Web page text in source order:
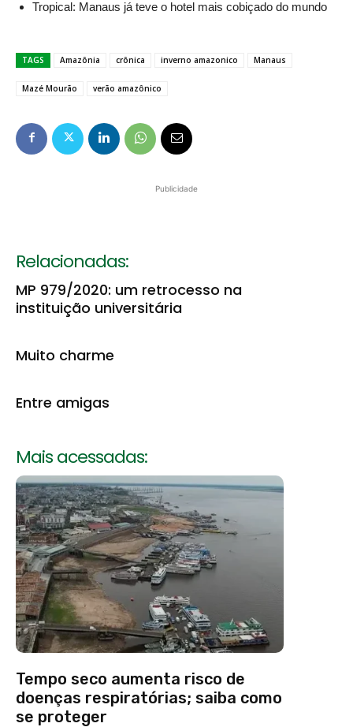
Tropical: Manaus já teve o hotel mais cobiçado do mundo
TAGS Amazônia crônica inverno amazonico Manaus
Mazé Mourão verão amazônico
Publicidade
Relacionadas:
MP 979/2020: um retrocesso na
instituição universitária
Muito charme
Entre amigas
Mais acessadas:
Tempo seco aumenta risco de
doenças respiratórias; saiba como
se proteger